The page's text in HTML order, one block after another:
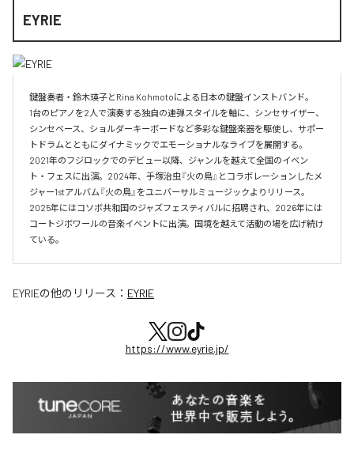
EYRIE
鍵盤奏者・鈴木瑛子とRina Kohmotoによる日本の鍵盤インストバンド。
1台のピアノを2人で演奏する独自の連弾スタイルを軸に、シンセサイザー、
シンセベース、ショルダーキーボードなど多彩な鍵盤楽器を駆使し、サポー
トドラムとともにダイナミックでエモーショナルなライブを展開する。
2021年のフジロックでのデビュー以降、ジャンルを越えて全国のイベン
ト・フェスに出演。2024年、手塚治虫『火の鳥』とコラボレーションしたメ
ジャー1stアルバム『火の鳥』をユニバーサルミュージックよりリリース。
2025年にはコソボ共和国のジャズフェスティバルに招聘され、2026年には
コートジボワールの音楽イベントに出演。国境を越えて活動の場を広げ続け
ている。​
EYRIEの他のリリース： EYRIE
https://www.eyrie.jp/